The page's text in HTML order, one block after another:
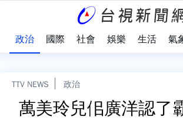
政治 國際 社會 娛樂 生活 氣
TTV NEWS 政治
萬美玲兒佀廣洋認了